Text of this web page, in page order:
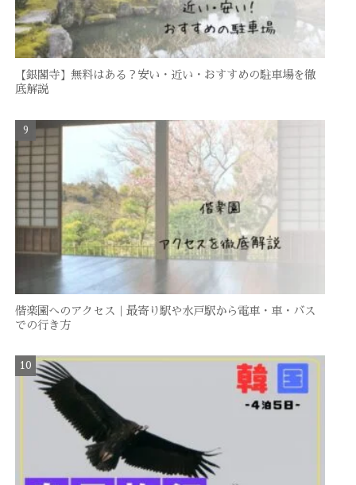
【銀閣寺】無料はある？安い・近い・おすすめの駐車場を徹
底解説
偕楽園へのアクセス｜最寄り駅や水戸駅から電車・車・バス
での行き方